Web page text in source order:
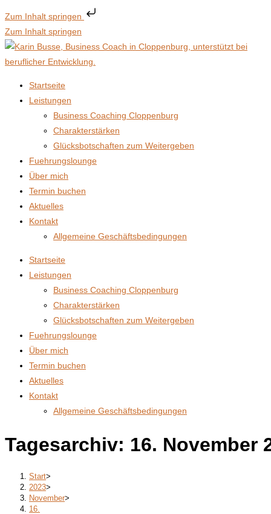
Zum Inhalt springen
Zum Inhalt springen
Startseite
Leistungen
Business Coaching Cloppenburg
Charakterstärken
Glücksbotschaften zum Weitergeben
Fuehrungslounge
Über mich
Termin buchen
Aktuelles
Kontakt
Allgemeine Geschäftsbedingungen
Startseite
Leistungen
Business Coaching Cloppenburg
Charakterstärken
Glücksbotschaften zum Weitergeben
Fuehrungslounge
Über mich
Termin buchen
Aktuelles
Kontakt
Allgemeine Geschäftsbedingungen
Tagesarchiv: 16. November
Start>
2023>
November>
16.